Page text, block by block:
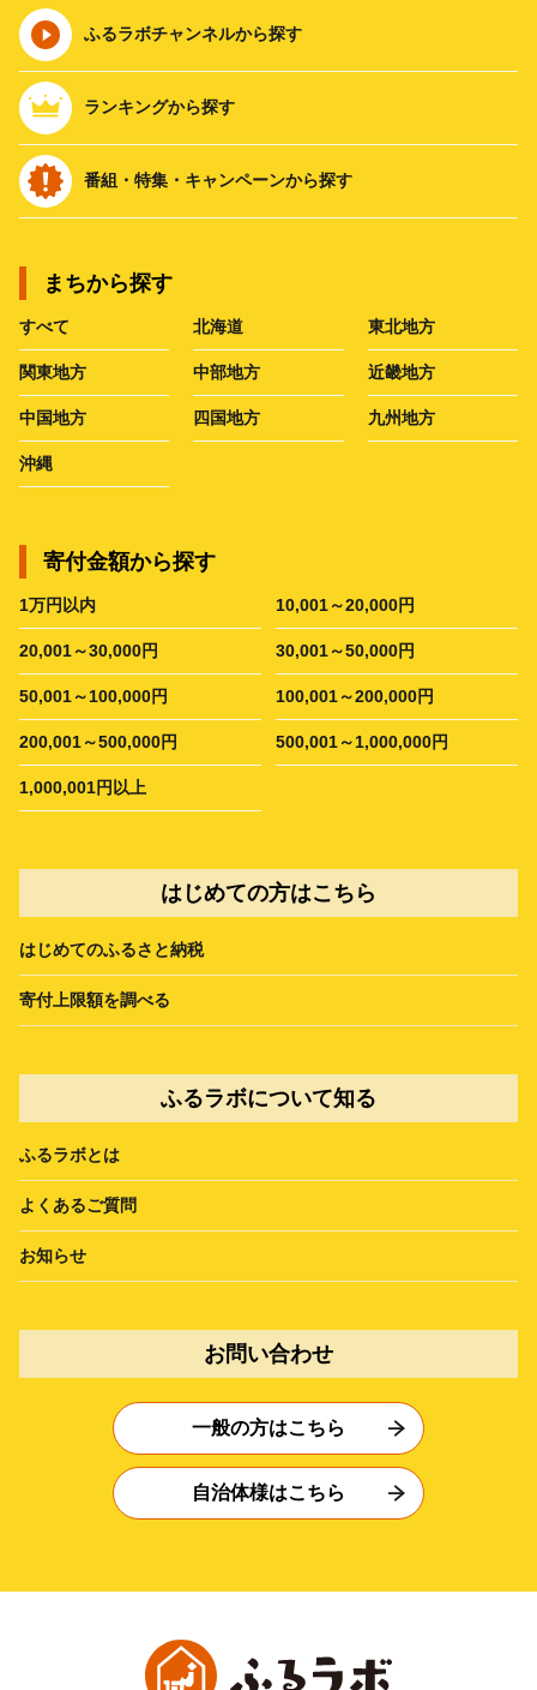
ふるラボチャンネルから探す
ランキングから探す
番組・特集・キャンペーンから探す
まちから探す
すべて 北海道 東北地方
関東地方 中部地方 近畿地方
中国地方 四国地方 九州地方
沖縄
寄付金額から探す
1万円以内 10,001～20,000円
20,001～30,000円 30,001～50,000円
50,001～100,000円 100,001～200,000円
200,001～500,000円 500,001～1,000,000円
1,000,001円以上
はじめての方はこちら
はじめてのふるさと納税
寄付上限額を調べる
ふるラボについて知る
ふるラボとは
よくあるご質問
お知らせ
お問い合わせ
一般の方はこちら
自治体様はこちら